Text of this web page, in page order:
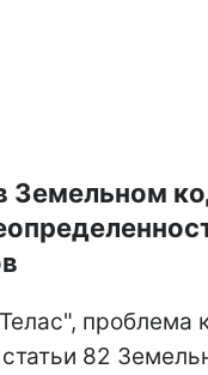
Земельном
проблема
82